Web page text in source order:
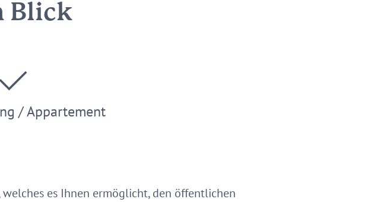
Blick
/ Appartement
es Ihnen ermöglicht, den öffentlichen